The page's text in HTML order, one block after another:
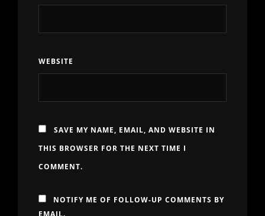
WEBSITE
SAVE MY NAME, EMAIL, AND WEBSITE IN
THIS BROWSER FOR THE NEXT TIME I
COMMENT.
NOTIFY ME OF FOLLOW-UP COMMENTS BY